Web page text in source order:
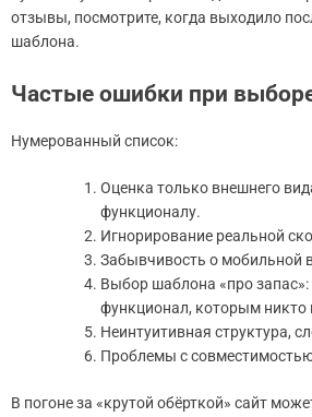
отзывы, посмотрите, когда выходило
шаблона.
Частые ошибки при
Нумерованный список:
Оценка только внешнего
функционалу.
Игнорирование реальной
Забывчивость о мобильной
Выбор шаблона «про
функционал, которым никто
Неинтуитивная структура,
Проблемы с
В погоне за «крутой обёрткой» сайт